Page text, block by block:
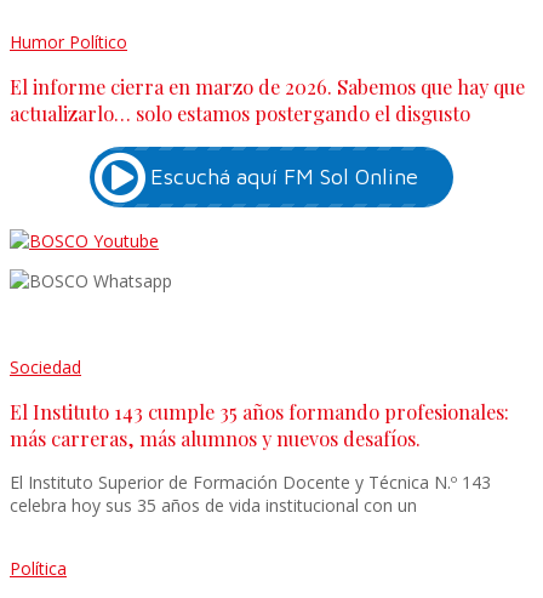
Humor Político
El informe cierra en marzo de 2026. Sabemos que hay que
actualizarlo… solo estamos postergando el disgusto
Sociedad
El Instituto 143 cumple 35 años formando profesionales:
más carreras, más alumnos y nuevos desafíos.
El Instituto Superior de Formación Docente y Técnica N.º 143
celebra hoy sus 35 años de vida institucional con un
Política